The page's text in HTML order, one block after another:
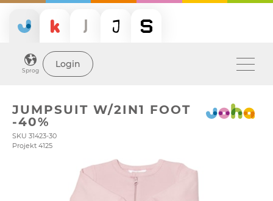
Sprog
Login
JUMPSUIT W/2IN1 FOOT
-40%
SKU 31423-30
Projekt 4125